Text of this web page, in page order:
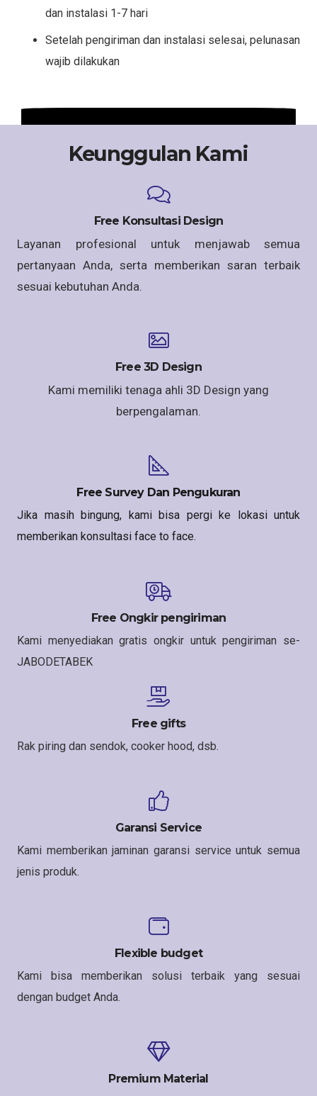
dan instalasi 1-7 hari
Setelah pengiriman dan instalasi selesai, pelunasan
wajib dilakukan
Keunggulan Kami
Free Konsultasi Design
Layanan profesional untuk menjawab semua
pertanyaan Anda, serta memberikan saran terbaik
sesuai kebutuhan Anda.
Free 3D Design
Kami memiliki tenaga ahli 3D Design yang
berpengalaman.
Free Survey Dan Pengukuran
Jika masih bingung, kami bisa pergi ke lokasi untuk
memberikan konsultasi face to face.
Free Ongkir pengiriman
Kami menyediakan gratis ongkir untuk pengiriman se-
JABODETABEK
Free gifts
Rak piring dan sendok, cooker hood, dsb.
Garansi Service
Kami memberikan jaminan garansi service untuk semua
jenis produk.
Flexible budget
Kami bisa memberikan solusi terbaik yang sesuai
dengan budget Anda.
Premium Material